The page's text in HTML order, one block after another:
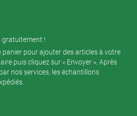
gratuitement !
panier pour ajouter des articles à votre
puis cliquez sur « Envoyer ». Après
nos services, les échantillons